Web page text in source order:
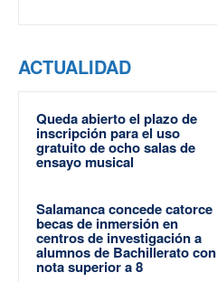
ACTUALIDAD
Queda abierto el plazo de
inscripción para el uso
gratuito de ocho salas de
ensayo musical
Salamanca concede catorce
becas de inmersión en
centros de investigación a
alumnos de Bachillerato con
nota superior a 8